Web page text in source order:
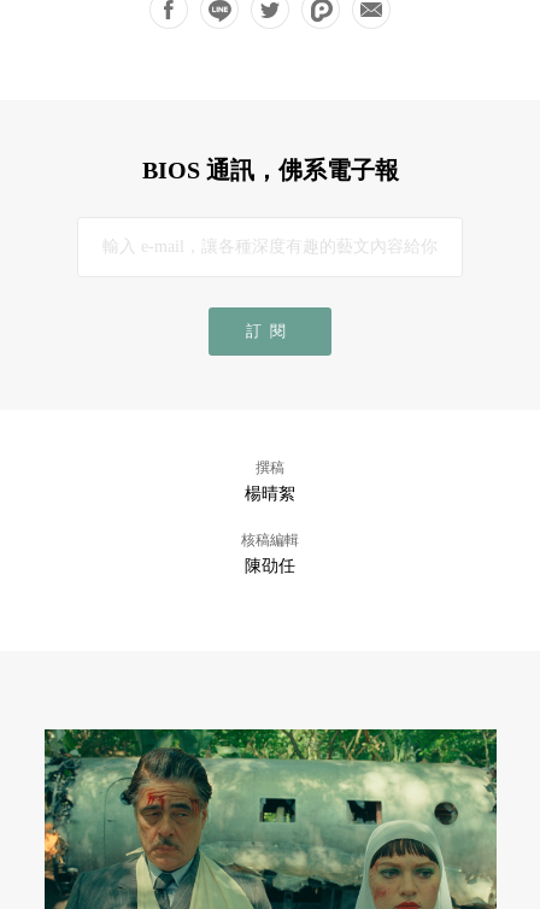
BIOS 通訊，佛系電子報
訂閱
撰稿
楊晴絮
核稿編輯
陳劭任